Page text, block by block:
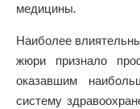
медицины.
Наиболее
жюри признало
оказавшим
систему